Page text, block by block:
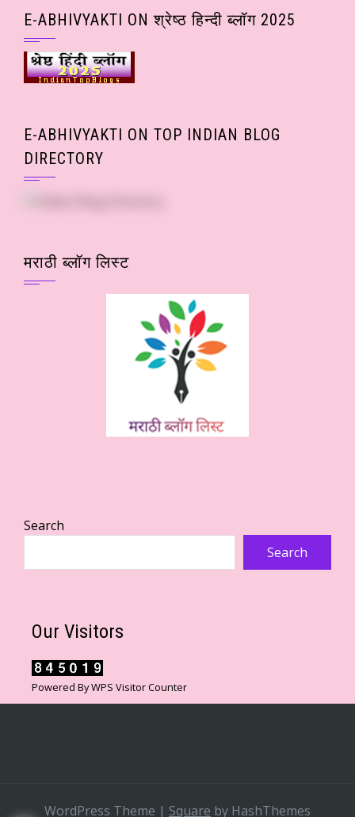
E-ABHIVYAKTI ON श्रेष्ठ हिन्दी ब्लॉग 2025
E-ABHIVYAKTI ON TOP INDIAN BLOG
DIRECTORY
मराठी ब्लॉग लिस्ट
Search
Search
Our Visitors
Powered ByWPS Visitor Counter
WordPress Theme | Square by HashThemes